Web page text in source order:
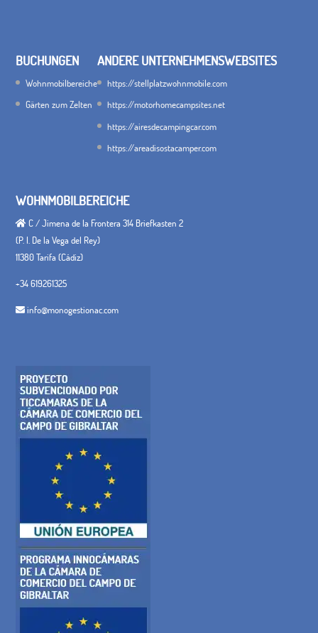
BUCHUNGEN
Wohnmobilbereiche
Gärten zum Zelten
ANDERE UNTERNEHMENSWEBSITES
https://stellplatzwohnmobile.com
https://motorhomecampsites.net
https://airesdecampingcar.com
https://areadisostacamper.com
WOHNMOBILBEREICHE
C / Jimena de la Frontera 314 Briefkasten 2
(P. I. De la Vega del Rey)
11380 Tarifa (Cádiz)
+34 619261325
info@monogestionac.com